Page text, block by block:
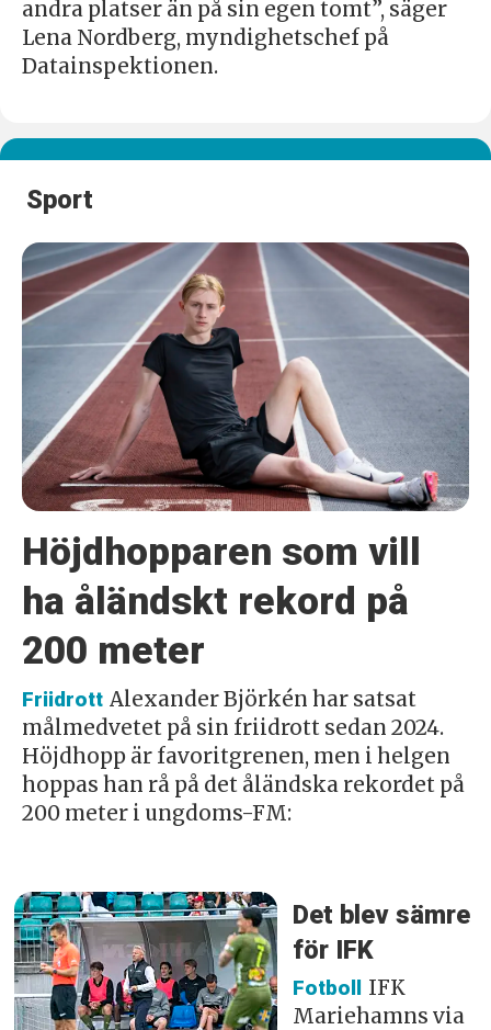
andra platser än på sin egen tomt”, säger
Lena Nordberg, myndighetschef på
Datainspektionen.
Sport
Höjdhopparen som vill
ha åländskt rekord på
200 meter
Friidrott Alexander Björkén har satsat
målmedvetet på sin friidrott sedan 2024.
Höjdhopp är favoritgrenen, men i helgen
hoppas han rå på det åländska rekordet på
200 meter i ungdoms-FM:
Det blev sämre
för IFK
Fotboll
IFK
Mariehamns via